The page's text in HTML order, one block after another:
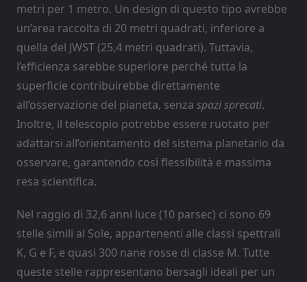
metri per 1 metro. Un design di questo tipo avrebbe
un’area raccolta di 20 metri quadrati, inferiore a
quella del JWST (25,4 metri quadrati). Tuttavia,
l’efficienza sarebbe superiore perché tutta la
superficie contribuirebbe direttamente
all’osservazione del pianeta, senza spazi sprecati.
Inoltre, il telescopio potrebbe essere ruotato per
adattarsi all’orientamento del sistema planetario da
osservare, garantendo così flessibilità e massima
resa scientifica.
Nel raggio di 32,6 anni luce (10 parsec) ci sono 69
stelle simili al Sole, appartenenti alle classi spettrali
K, G e F, e quasi 300 nane rosse di classe M. Tutte
queste stelle rappresentano bersagli ideali per un